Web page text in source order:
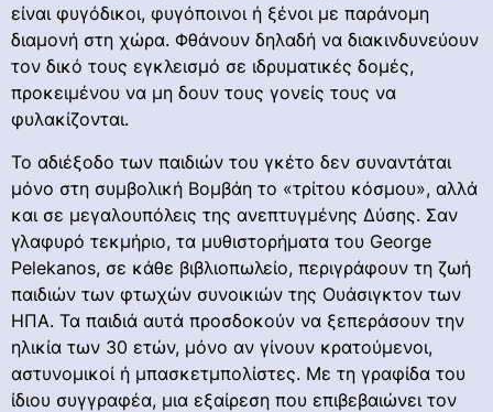
είναι φυγόδικοι, φυγόποινοι ή ξένοι με παράνομη
διαμονή στη χώρα. Φθάνουν δηλαδή να διακινδυνεύουν
τον δικό τους εγκλεισμό σε ιδρυματικές δομές,
προκειμένου να μη δουν τους γονείς τους να
φυλακίζονται.
Το αδιέξοδο των παιδιών του γκέτο δεν συναντάται
μόνο στη συμβολική Βομβάη το «τρίτου κόσμου», αλλά
και σε μεγαλουπόλεις της ανεπτυγμένης Δύσης. Σαν
γλαφυρό τεκμήριο, τα μυθιστορήματα του George
Pelekanos, σε κάθε βιβλιοπωλείο, περιγράφουν τη ζωή
παιδιών των φτωχών συνοικιών της Ουάσιγκτον των
ΗΠΑ. Τα παιδιά αυτά προσδοκούν να ξεπεράσουν την
ηλικία των 30 ετών, μόνο αν γίνουν κρατούμενοι,
αστυνομικοί ή μπασκετμπολίστες. Με τη γραφίδα του
ίδιου συγγραφέα, μια εξαίρεση που επιβεβαιώνει τον